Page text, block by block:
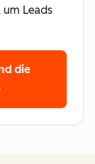
um Leads
die